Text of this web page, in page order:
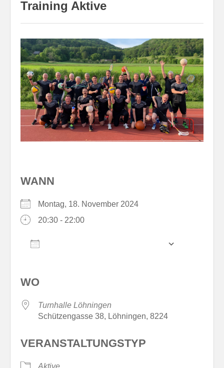
Training Aktive
WANN
Montag, 18. November 2024
20:30 - 22:00
WO
Turnhalle Löhningen
Schützengasse 38, Löhningen, 8224
VERANSTALTUNGSTYP